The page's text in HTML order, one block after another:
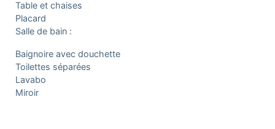
Table et chaises
Placard
Salle de bain :
Baignoire avec douchette
Toilettes séparées
Lavabo
Miroir